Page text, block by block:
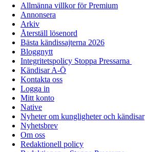
Allmänna villkor för Premium
Annonsera
Arkiv
Återställ lösenord
Bästa kändissajterna 2026
Bloggnytt
Integritetspolicy Stoppa Pressarna
Kändisar A-Ö
Kontakta oss
Logga in
Mitt konto
Native
Nyheter om kungligheter och kändisar
Nyhetsbrev
Om oss
Redaktionell policy